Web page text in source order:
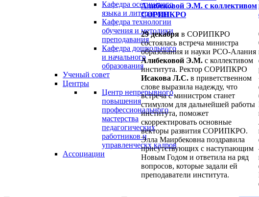
Кафедра осетинского
языка и литературы
Кафедра технологии
обучения и методики
преподавания
Кафедра дошкольного
и начального
образования
Ученый совет
Центры
Центр непрерывного
повышения
профессионального
мастерства
педагогических
работников и
управленческх кадров
Ассоциации
Алибековой Э.М. с коллективом
СОРИПКРО
29 декабря в СОРИПКРО
состоялась встреча министра
образования и науки РСО-Алания
Алибековой Э.М. с коллективом
института. Ректор СОРИПКРО
Исакова Л.С. в приветственном
слове выразила надежду, что
встреча с министром станет
стимулом для дальнейшей работы
института, поможет
скорректировать основные
векторы развития СОРИПКРО.
Элла Маирбековна поздравила
присутствующих с наступающим
Новым Годом и ответила на ряд
вопросов, которые задали ей
преподаватели института.